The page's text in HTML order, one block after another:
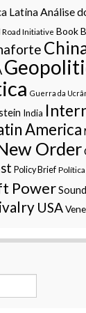
LatinaAnálise
Road Initiative Book
Guerra da
India
America
Order
Policy Brief
Power
USA